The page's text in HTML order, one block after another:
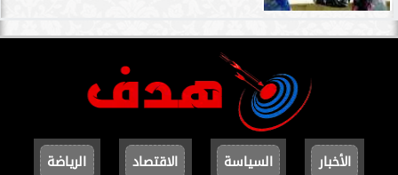
الأخبار السياسة الاقتصاد الرياضة